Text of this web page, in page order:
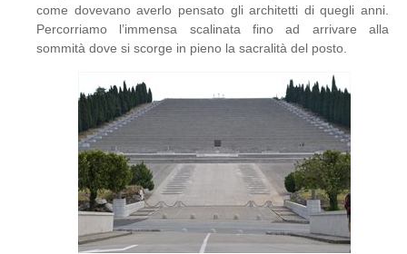
come dovevano averlo pensato gli architetti di quegli anni.
Percorriamo l’immensa scalinata fino ad arrivare alla
sommità dove si scorge in pieno la sacralità del posto.